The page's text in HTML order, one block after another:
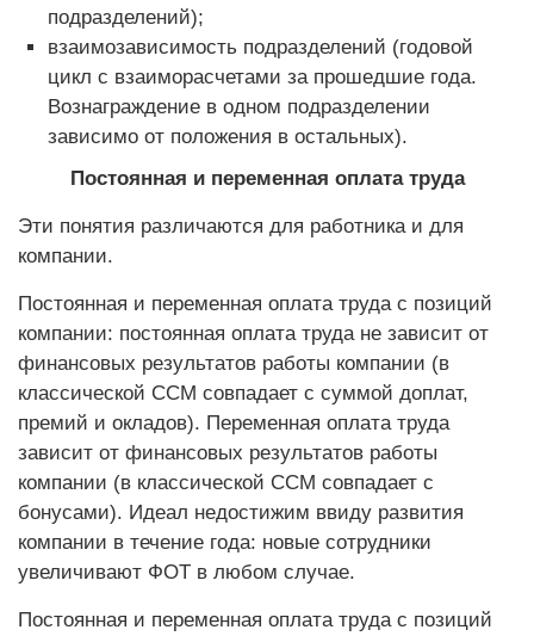
подразделений);
взаимозависимость подразделений (годовой
цикл с взаиморасчетами за прошедшие года.
Вознаграждение в одном подразделении
зависимо от положения в остальных).
Постоянная и переменная оплата труда
Эти понятия различаются для работника и для
компании.
Постоянная и переменная оплата труда с позиций
компании: постоянная оплата труда не зависит от
финансовых результатов работы компании (в
классической ССМ совпадает с суммой доплат,
премий и окладов). Переменная оплата труда
зависит от финансовых результатов работы
компании (в классической ССМ совпадает с
бонусами). Идеал недостижим ввиду развития
компании в течение года: новые сотрудники
увеличивают ФОТ в любом случае.
Постоянная и переменная оплата труда с позиций